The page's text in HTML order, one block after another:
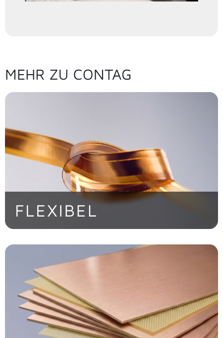
MEHR ZU CONTAG
FLEXIBEL
Dünn, leicht, belastbar: Flexible PCB-
Lösungen für kompakte Bauräume und
höchste Zuverlässigkeit.
> Jetzt entdecken